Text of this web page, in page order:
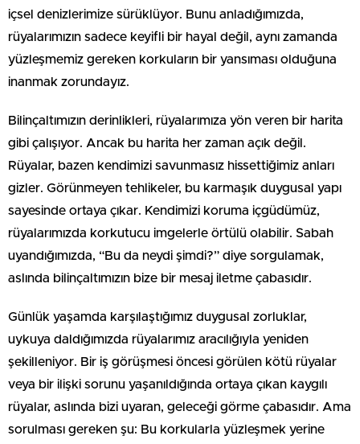
içsel denizlerimize sürüklüyor. Bunu anladığımızda,
rüyalarımızın sadece keyifli bir hayal değil, aynı zamanda
yüzleşmemiz gereken korkuların bir yansıması olduğuna
inanmak zorundayız.
Bilinçaltımızın derinlikleri, rüyalarımıza yön veren bir harita
gibi çalışıyor. Ancak bu harita her zaman açık değil.
Rüyalar, bazen kendimizi savunmasız hissettiğimiz anları
gizler. Görünmeyen tehlikeler, bu karmaşık duygusal yapı
sayesinde ortaya çıkar. Kendimizi koruma içgüdümüz,
rüyalarımızda korkutucu imgelerle örtülü olabilir. Sabah
uyandığımızda, “Bu da neydi şimdi?” diye sorgulamak,
aslında bilinçaltımızın bize bir mesaj iletme çabasıdır.
Günlük yaşamda karşılaştığımız duygusal zorluklar,
uykuya daldığımızda rüyalarımız aracılığıyla yeniden
şekilleniyor. Bir iş görüşmesi öncesi görülen kötü rüyalar
veya bir ilişki sorunu yaşanıldığında ortaya çıkan kaygılı
rüyalar, aslında bizi uyaran, geleceği görme çabasıdır. Ama
sorulması gereken şu: Bu korkularla yüzleşmek yerine